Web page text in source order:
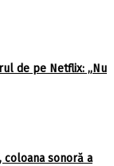
de pe Netflix: „Nu
coloana sonoră a